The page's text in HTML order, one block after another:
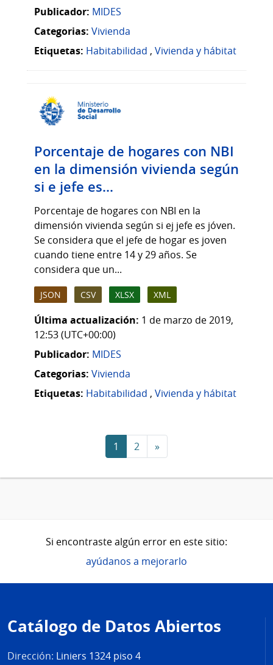
Publicador: MIDES
Categorias: Vivienda
Etiquetas: Habitabilidad , Vivienda y hábitat
Porcentaje de hogares con NBI
en la dimensión vivienda según
si e jefe es...
Porcentaje de hogares con NBI en la
dimensión vivienda según si ej jefe es jóven.
Se considera que el jefe de hogar es joven
cuando tiene entre 14 y 29 años. Se
considera que un...
JSON CSV XLSX XML
Última actualización: 1 de marzo de 2019,
12:53 (UTC+00:00)
Publicador: MIDES
Categorias: Vivienda
Etiquetas: Habitabilidad , Vivienda y hábitat
1 2 »
Si encontraste algún error en este sitio:
ayúdanos a mejorarlo
de
página
Catálogo de Datos Abiertos
Dirección: Liniers 1324 piso 4